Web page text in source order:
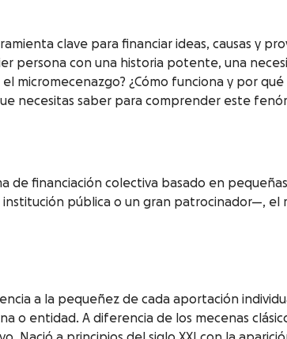
clave para financiar ideas, causas y
persona con una historia potente, una
micromecenazgo? ¿Cómo funciona y por
necesitas saber para comprender este
financiación colectiva basado en
pública o un gran patrocinador—, el
a la pequeñez de cada aportación
o entidad. A diferencia de los mecenas